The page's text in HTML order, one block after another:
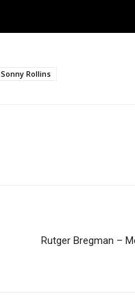
Sonny Rollins
Rutger Bregman –